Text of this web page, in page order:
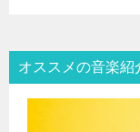
オススメの音楽紹